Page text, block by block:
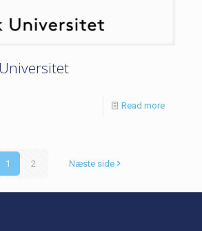
Read more
1 2 Næste side